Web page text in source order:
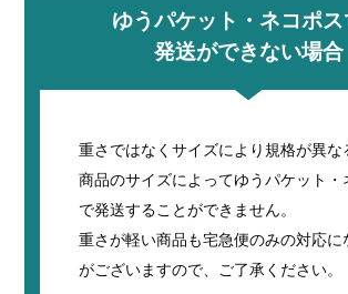
ゆうパケット・ネコポス
発送ができない場合
重さではなくサイズにより規格が異な
商品のサイズによってゆうパケット・
で発送することができません。
重さが軽い商品も宅急便のみの対応に
がございますので、ご了承ください。